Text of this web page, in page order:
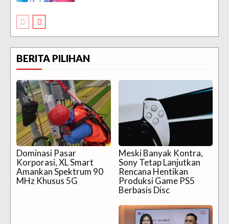
BERITA PILIHAN
Dominasi Pasar
Korporasi, XL Smart
Amankan Spektrum 90
MHz Khusus 5G
Meski Banyak Kontra,
Sony Tetap Lanjutkan
Rencana Hentikan
Produksi Game PS5
Berbasis Disc